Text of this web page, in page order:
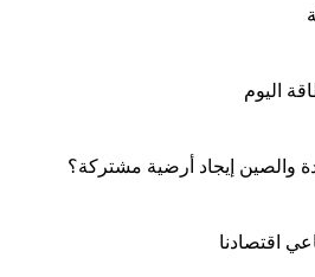
اليوم
والصين إيجاد أرضية مشتركة؟
اقتصادنا